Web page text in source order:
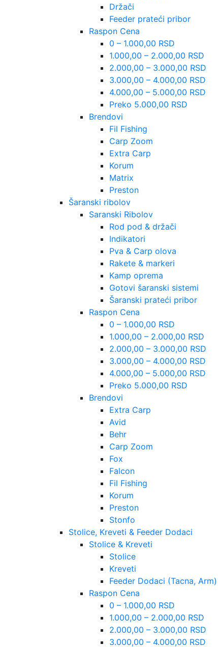
Držači
Feeder prateći pribor
Raspon Cena
0 – 1.000,00 RSD
1.000,00 – 2.000,00 RSD
2.000,00 – 3.000,00 RSD
3.000,00 – 4.000,00 RSD
4.000,00 – 5.000,00 RSD
Preko 5.000,00 RSD
Brendovi
Fil Fishing
Carp Zoom
Extra Carp
Korum
Matrix
Preston
Šaranski ribolov
Saranski Ribolov
Rod pod & držači
Indikatori
Pva & Carp olova
Rakete & markeri
Kamp oprema
Gotovi šaranski sistemi
Šaranski prateći pribor
Raspon Cena
0 – 1.000,00 RSD
1.000,00 – 2.000,00 RSD
2.000,00 – 3.000,00 RSD
3.000,00 – 4.000,00 RSD
4.000,00 – 5.000,00 RSD
Preko 5.000,00 RSD
Brendovi
Extra Carp
Avid
Behr
Carp Zoom
Fox
Falcon
Fil Fishing
Korum
Preston
Stonfo
Stolice, Kreveti & Feeder Dodaci
Stolice & Kreveti
Stolice
Kreveti
Feeder Dodaci (Tacna, Arm)
Raspon Cena
0 – 1.000,00 RSD
1.000,00 – 2.000,00 RSD
2.000,00 – 3.000,00 RSD
3.000,00 – 4.000,00 RSD